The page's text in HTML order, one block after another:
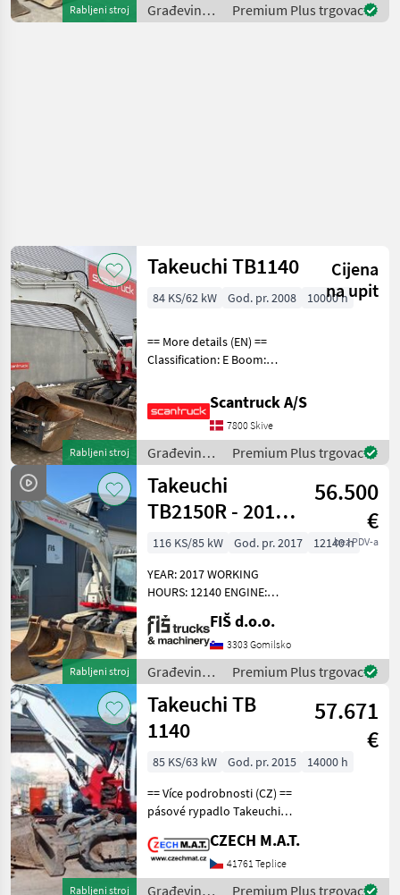
Rabljeni stroj
HYDRAULIC QUICK HITCH
Građevinski
strojevi /
Premium Plus trgovac
Rabljeni stroj
Takeuchi TB1140
Cijena
na upit
84 KS/62 kW God. pr. 2008 10000 h
== More details (EN) ==
Classification: E Boom:
equipment, digging arm:
Planerskovl - kipbar
graveskovl 500mm Wheel /
Scantruck A/S
7800 Skive
Građevinski
strojevi /
Takeuchi
Premium Plus trgovac
Rabljeni stroj
Takeuchi
TB2150R - 2017
YEAR -
BUCKETS
56.500
€
bez PDV-a
116 KS/85 kW God. pr. 2017
12140 h
YEAR: 2017 WORKING
HOURS: 12140 ENGINE:
DIESEL DEUTZ - 85KW
15420KG POWERTILT
HYDRAULIC QUICK HITCH
LIGHTS CLOSED HEATED
CAB AIR CONDITION
CAMERA HEATED SE
FIŠ d.o.o.
3303 Gomilsko
Građevinski
strojevi /
Takeuchi
Premium Plus trgovac
Rabljeni stroj
Takeuchi TB
1140
57.671
€
85 KS/63 kW God. pr. 2015
14000 h
== Více podrobnosti (CZ) ==
pásové rypadlo Takeuchi
000 motohodin motor 62.2
kW vč.1ks lžíce lze PLUS
příslušenství (další lžíce, k
CZECH M.A.T.
41761 Teplice
Građevinski
Premium Plus trgovac